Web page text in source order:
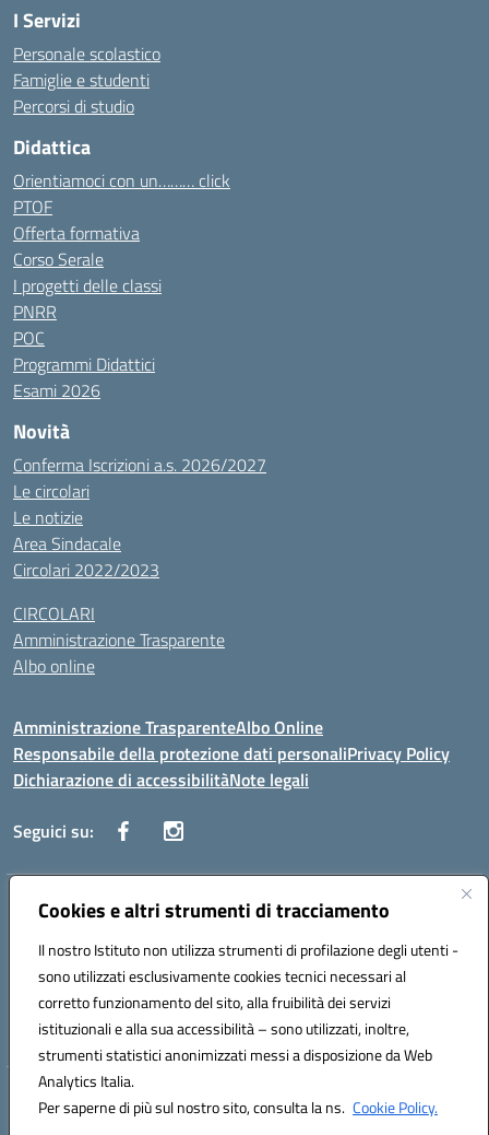
Cookies e altri strumenti di tracciamento
Il nostro Istituto non utilizza strumenti di profilazione degli utenti -
sono utilizzati esclusivamente cookies tecnici necessari al
corretto funzionamento del sito, alla fruibilità dei servizi
istituzionali e alla sua accessibilità – sono utilizzati, inoltre,
strumenti statistici anonimizzati messi a disposizione da Web
Analytics Italia.
Per saperne di più sul nostro sito, consulta la ns. Cookie Policy.
I Servizi
Personale scolastico
Famiglie e studenti
Percorsi di studio
Didattica
Orientiamoci con un……… click
PTOF
Offerta formativa
Corso Serale
I progetti delle classi
PNRR
POC
Programmi Didattici
Esami 2026
Novità
Conferma Iscrizioni a.s. 2026/2027
Le circolari
Le notizie
Area Sindacale
Circolari 2022/2023
CIRCOLARI
Amministrazione Trasparente
Albo online
Amministrazione TrasparenteAlbo Online
Responsabile della protezione dati personaliPrivacy Policy
Dichiarazione di accessibilitàNote legali
Seguici su:
Indirizzo:Corso Vittorio Emanuele, 27 90133 - Palermo
Posta elettronica certificata (PEC):pais03600r@pec.istruzione.it
Codice fiscale: 97308550827
Codice meccanografico: PAIS03600R
Hosting & Powered by 3D Solution S.r.l.
Concept & Design by Designers Italia